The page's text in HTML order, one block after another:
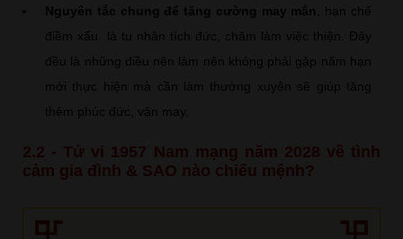
Nguyên tắc chung để tăng cường may mắn
, hạn chế
điềm xấu là tu nhân tích đức, chăm làm việc thiện. Đây
đều là những điều nên làm nên không phải gặp năm hạn
mới thực hiện mà cần làm thường xuyên sẽ giúp tăng
thêm phúc đức, vận may.
2.2 - Tử vi 1957 Nam mạng năm 2028 về tình
cảm gia đình & SAO nào chiếu mệnh?